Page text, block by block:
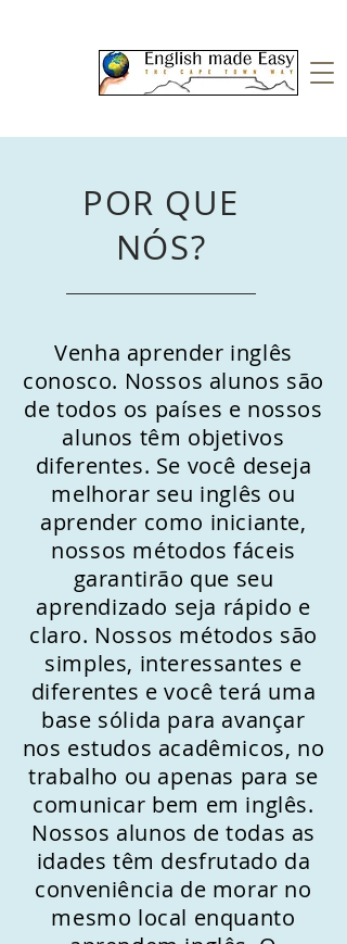
POR QUE
NÓS?
Venha aprender inglês
conosco. Nossos alunos são
de todos os países e nossos
alunos têm objetivos
diferentes. Se você deseja
melhorar seu inglês ou
aprender como iniciante,
nossos métodos fáceis
garantirão que seu
aprendizado seja rápido e
claro. Nossos métodos são
simples, interessantes e
diferentes e você terá uma
base sólida para avançar
nos estudos acadêmicos, no
trabalho ou apenas para se
comunicar bem em inglês.
Nossos alunos de todas as
idades têm desfrutado da
conveniência de morar no
mesmo local enquanto